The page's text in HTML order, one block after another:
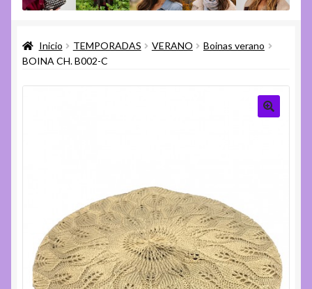
menú
menú
Ayuda
menú
hijo
Inicio TEMPORADAS VERANO
Boinas verano
BOINA CH. B002-C